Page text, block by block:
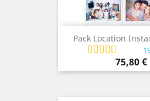
Pack Location
Prix
75,80 €